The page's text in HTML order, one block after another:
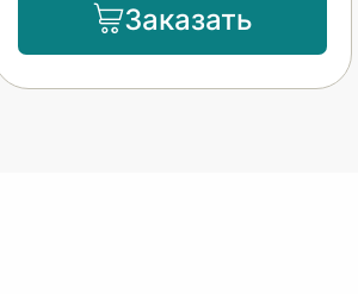
Заказать